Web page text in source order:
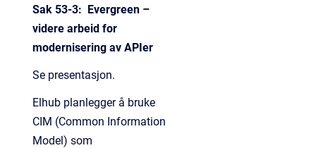
Sak 53-3: Evergreen –
videre arbeid for
modernisering av APIer
Se presentasjon.
Elhub planlegger å bruke
CIM (Common Information
Model) som